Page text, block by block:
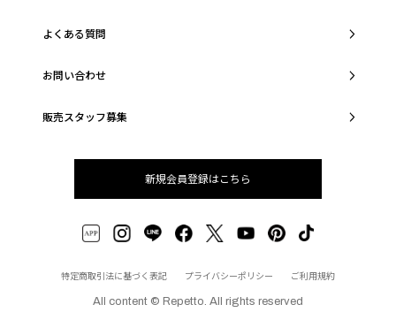
よくある質問
お問い合わせ
販売スタッフ募集
新規会員登録はこちら
特定商取引法に基づく表記 プライバシーポリシー ご利用規約
All content © Repetto. All rights reserved